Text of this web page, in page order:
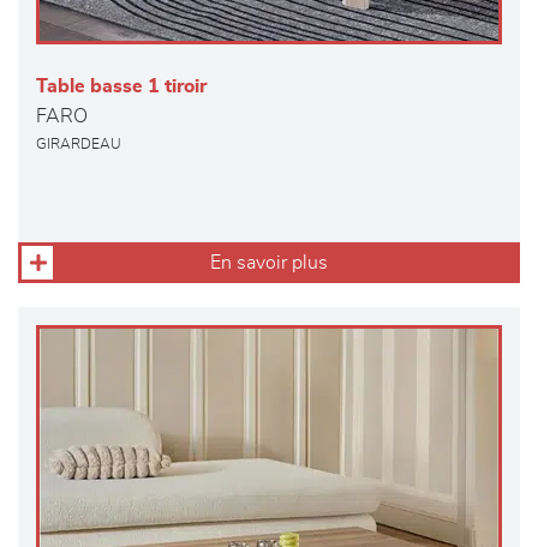
Table basse 1 tiroir
FARO
GIRARDEAU
En savoir plus